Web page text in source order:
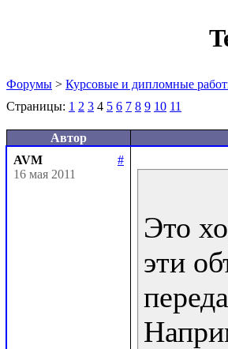
Форумы > Курсовые и дипломные
Страницы: 1 2 3 4 5 6 7 8 9 10 11
Автор
AVM
#
16 мая 2011
Это
эти